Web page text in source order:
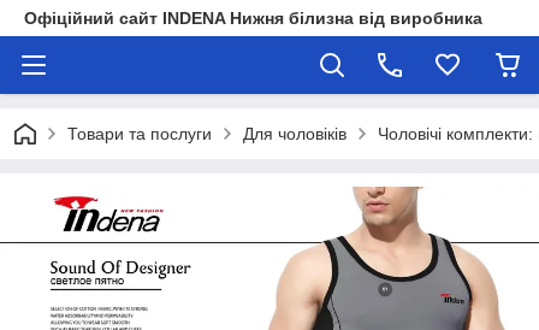
Офіційний сайт INDENA Нижня білизна від виробника
Товари та послуги Для чоловіків Чоловічі